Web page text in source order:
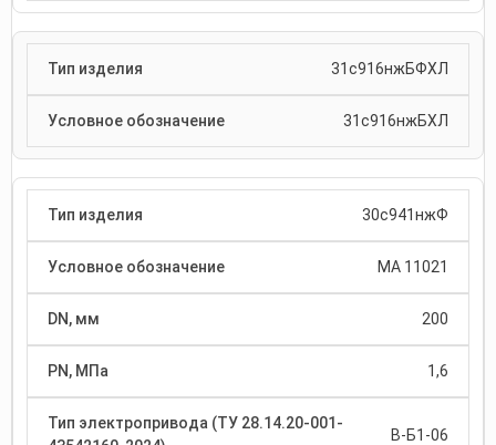
31с916нжБФХЛ
31с916нжБХЛ
30с941нжФ
МА 11021
200
1,6
В-Б1-06